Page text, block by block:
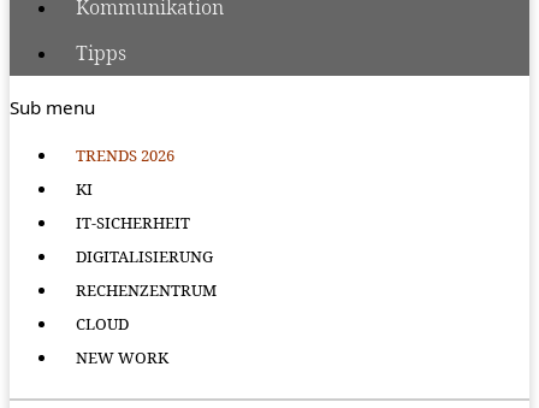
Kommunikation
Tipps
Sub menu
TRENDS 2026
KI
IT-SICHERHEIT
DIGITALISIERUNG
RECHENZENTRUM
CLOUD
NEW WORK